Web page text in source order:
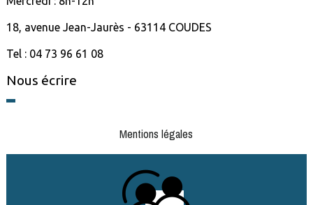
18, avenue Jean-Jaurès - 63114 COUDES
Tel : 04 73 96 61 08
Nous écrire
Mentions légales